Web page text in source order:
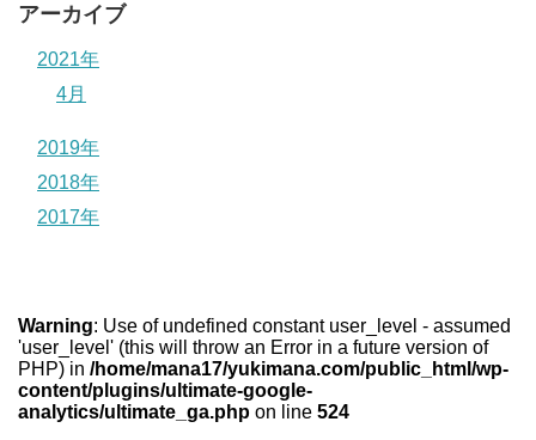
アーカイブ
2021年
4月
2019年
2018年
2017年
Warning: Use of undefined constant user_level - assumed
'user_level' (this will throw an Error in a future version of
PHP) in /home/mana17/yukimana.com/public_html/wp-
content/plugins/ultimate-google-
analytics/ultimate_ga.php on line 524